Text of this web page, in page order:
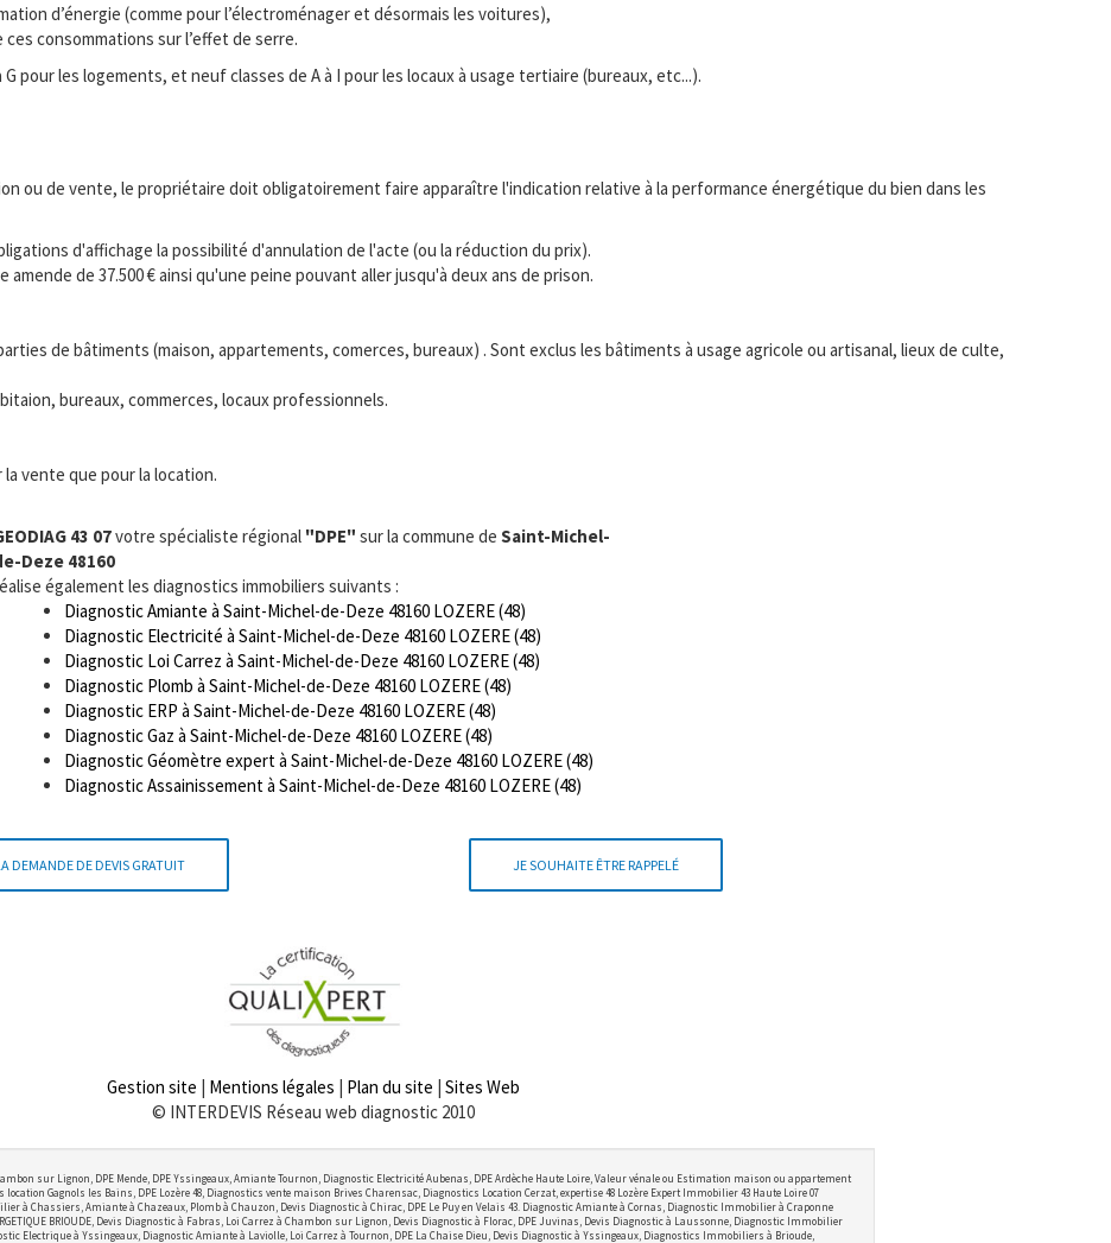
d’énergie (comme pour l’électroménager et désormais les voitures),
consommations sur l’effet de serre.
pour les logements, et neuf classes de A à I pour les locaux à usage tertiaire (bureaux, etc...).
ou de vente, le propriétaire doit obligatoirement faire apparaître l'indication relative à la performance énergétique du bien dans les
d'affichage la possibilité d'annulation de l'acte (ou la réduction du prix).
de 37.500 € ainsi qu'une peine pouvant aller jusqu'à deux ans de prison.
de bâtiments (maison, appartements, comerces, bureaux) . Sont exclus les bâtiments à usage agricole ou artisanal, lieux de culte,
bureaux, commerces, locaux professionnels.
la vente que pour la location.
43 07votre spécialiste régional "DPE" sur la commune de Saint-Michel-
Deze 48160
également les diagnostics immobiliers suivants :
Diagnostic Amiante à Saint-Michel-de-Deze 48160 LOZERE (48)
Diagnostic Electricité à Saint-Michel-de-Deze 48160 LOZERE (48)
Diagnostic Loi Carrez à Saint-Michel-de-Deze 48160 LOZERE (48)
Diagnostic Plomb à Saint-Michel-de-Deze 48160 LOZERE (48)
Diagnostic ERP à Saint-Michel-de-Deze 48160 LOZERE (48)
Diagnostic Gaz à Saint-Michel-de-Deze 48160 LOZERE (48)
Diagnostic Géomètre expert à Saint-Michel-de-Deze 48160 LOZERE (48)
Diagnostic Assainissement à Saint-Michel-de-Deze 48160 LOZERE (48)
DEMANDE DE DEVIS GRATUIT JE SOUHAITE ÊTRE RAPPELÉ
Gestion site | Mentions légales | Plan du site | Sites Web
© INTERDEVIS Réseau web diagnostic 2010
sur Lignon, DPE Mende, DPE Yssingeaux, Amiante Tournon, Diagnostic Electricité Aubenas, DPE Ardèche Haute Loire, Valeur vénale ou Estimation maison ou appartement
Gagnols les Bains, DPE Lozère 48, Diagnostics vente maison Brives Charensac, Diagnostics Location Cerzat, expertise 48 Lozère Expert Immobilier 43 Haute Loire 07
à Chassiers, Amiante à Chazeaux, Plomb à Chauzon, Devis Diagnostic à Chirac, DPE Le Puy en Velais 43. Diagnostic Amiante à Cornas, Diagnostic Immobilier à Craponne
BRIOUDE, Devis Diagnostic à Fabras, Loi Carrez à Chambon sur Lignon, Devis Diagnostic à Florac, DPE Juvinas, Devis Diagnostic à Laussonne, Diagnostic Immobilier
Electrique à Yssingeaux, Diagnostic Amiante à Laviolle, Loi Carrez à Tournon, DPE La Chaise Dieu, Devis Diagnostic à Yssingeaux, Diagnostics Immobiliers à Brioude,